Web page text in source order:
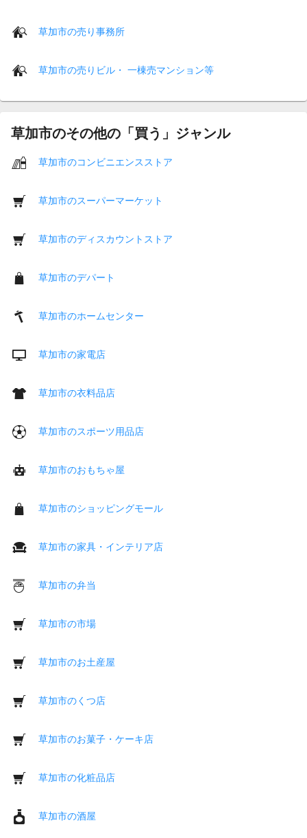
草加市の売り事務所
草加市の売りビル・ 一棟売マンション等
草加市のその他の「買う」ジャンル
草加市のコンビニエンスストア
草加市のスーパーマーケット
草加市のディスカウントストア
草加市のデパート
草加市のホームセンター
草加市の家電店
草加市の衣料品店
草加市のスポーツ用品店
草加市のおもちゃ屋
草加市のショッピングモール
草加市の家具・インテリア店
草加市の弁当
草加市の市場
草加市のお土産屋
草加市のくつ店
草加市のお菓子・ケーキ店
草加市の化粧品店
草加市の酒屋